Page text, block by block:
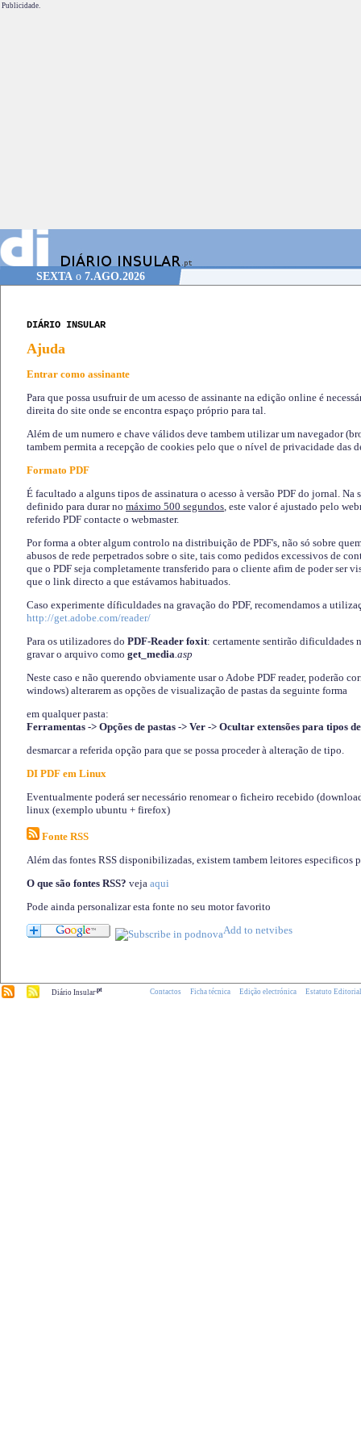
Publicidade.
SEXTA o 7.AGO.2026
DIÁRIO INSULAR
Ajuda
Entrar como assinante
Para que possa usufruir de um acesso de assinante na edição online é
direita do site onde se encontra espaço próprio para tal.
Além de um numero e chave válidos deve tambem utilizar um navegador
tambem permita a recepção de cookies pelo que o nível de privacidade das
Formato PDF
É facultado a alguns tipos de assinatura o acesso à versão PDF do jornal. Na
definido para durar no máximo 500 segundos, este valor é ajustado pelo
referido PDF contacte o webmaster.
Por forma a obter algum controlo na distribuição de PDF's, não só sobre
abusos de rede perpetrados sobre o site, tais como pedidos excessivos de
que o PDF seja completamente transferido para o cliente afim de poder ser
que o link directo a que estávamos habituados.
Caso experimente díficuldades na gravação do PDF, recomendamos a
http://get.adobe.com/reader/
Para os utilizadores do PDF-Reader foxit: certamente sentirão dificuldades
gravar o arquivo como get_media.asp
Neste caso e não querendo obviamente usar o Adobe PDF reader, poderão
windows) alterarem as opções de visualização de pastas da seguinte forma
em qualquer pasta:
Ferramentas -> Opções de pastas -> Ver -> Ocultar extensões para tipos
desmarcar a referida opção para que se possa proceder à alteração de tipo.
DI PDF em Linux
Eventualmente poderá ser necessário renomear o ficheiro recebido
linux (exemplo ubuntu + firefox)
Fonte RSS
Além das fontes RSS disponibilizadas, existem tambem leitores especificos
O que são fontes RSS? veja aqui
Pode ainda personalizar esta fonte no seu motor favorito
Diário Insular.pt Contactos Ficha técnica Edição electrónica Estatuto Editorial